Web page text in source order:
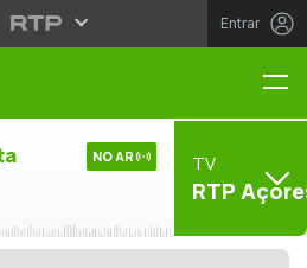
Entrar
NO AR TV
RTP